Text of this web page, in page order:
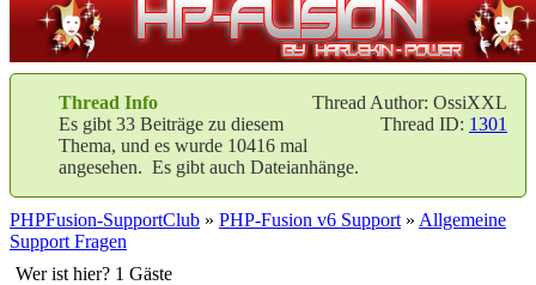
Thread Author: OssiXXL
Thread ID: 1301
Thread Info
Es gibt 33 Beiträge zu diesem
Thema, und es wurde 10416 mal
angesehen. Es gibt auch Dateianhänge.
PHPFusion-SupportClub » PHP-Fusion v6 Support » Allgemeine
Support Fragen
Wer ist hier? 1 Gäste